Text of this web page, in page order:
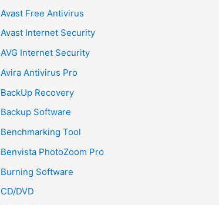
Avast Free Antivirus
Avast Internet Security
AVG Internet Security
Avira Antivirus Pro
BackUp Recovery
Backup Software
Benchmarking Tool
Benvista PhotoZoom Pro
Burning Software
CD/DVD